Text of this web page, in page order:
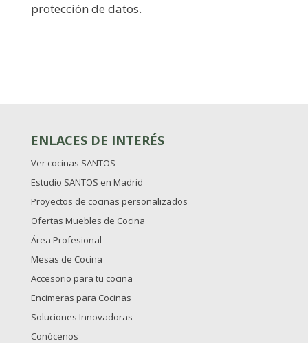
protección de datos.
ENLACES DE INTERÉS
Ver cocinas SANTOS
Estudio SANTOS en Madrid
Proyectos de cocinas personalizados
Ofertas Muebles de Cocina
Área Profesional
Mesas de Cocina
Accesorio para tu cocina
Encimeras para Cocinas
Soluciones Innovadoras
Conócenos